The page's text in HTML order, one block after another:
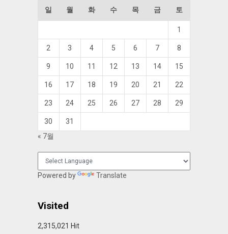
일 월 화 수 목 금 토
1
2 3 4 5 6 7 8
9 10 11 12 13 14 15
16 17 18 19 20 21 22
23 24 25 26 27 28 29
30
31
« 7월
Powered by Translate
Visited
2,315,021 Hit